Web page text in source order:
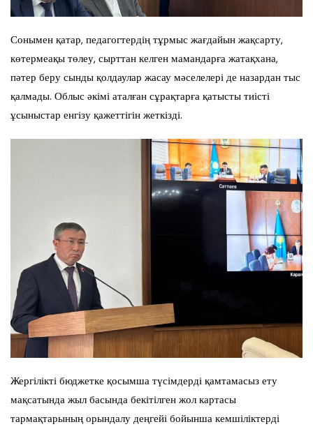
Сонымен қатар, педагогтердің тұрмыс жағдайын жақсарту,
көтермеақы төлеу, сырттан келген мамандарға жатақхана,
пәтер беру сынды қолдаулар жасау мәселелері де назардан тыс
қалмады. Облыс әкімі аталған сұрақтарға қатысты тиісті
ұсыныстар енгізу қажеттігін жеткізді.
Жергілікті бюджетке қосымша түсімдерді қамтамасыз ету
мақсатында жыл басында бекітілген жол картасы
тармақтарының орындалу деңгейі бойынша кемшіліктерді